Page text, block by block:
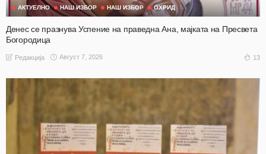
АКТУЕЛНО НАШ ИЗБОР НАШ ИЗБОР ОХРИД
Денес се празнува Успение на праведна Ана, мајката на Пресвета
Богородица
Редакција Август 7, 2026 13